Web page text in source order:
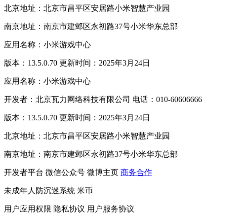
北京地址：北京市昌平区安居路小米智慧产业园
南京地址：南京市建邺区永初路37号小米华东总部
应用名称：小米游戏中心
版本：13.5.0.70 更新时间：2025年3月24日
应用名称：小米游戏中心
开发者：北京瓦力网络科技有限公司 电话：010-60606666
版本：13.5.0.70 更新时间：2025年3月24日
北京地址：北京市昌平区安居路小米智慧产业园
南京地址：南京市建邺区永初路37号小米华东总部
开发者平台 微信公众号 微博主页 商务合作
未成年人防沉迷系统 米币
用户应用权限 隐私协议 用户服务协议